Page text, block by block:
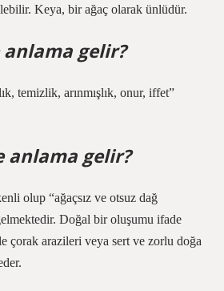
Keya, bir ağaç olarak ünlüdür.
gelir?
temizlik, arınmışlık, onur, iffet”
anlama gelir?
olup “ağaçsız ve otsuz dağ
Doğal bir oluşumu ifade
çorak arazileri veya sert ve zorlu doğa